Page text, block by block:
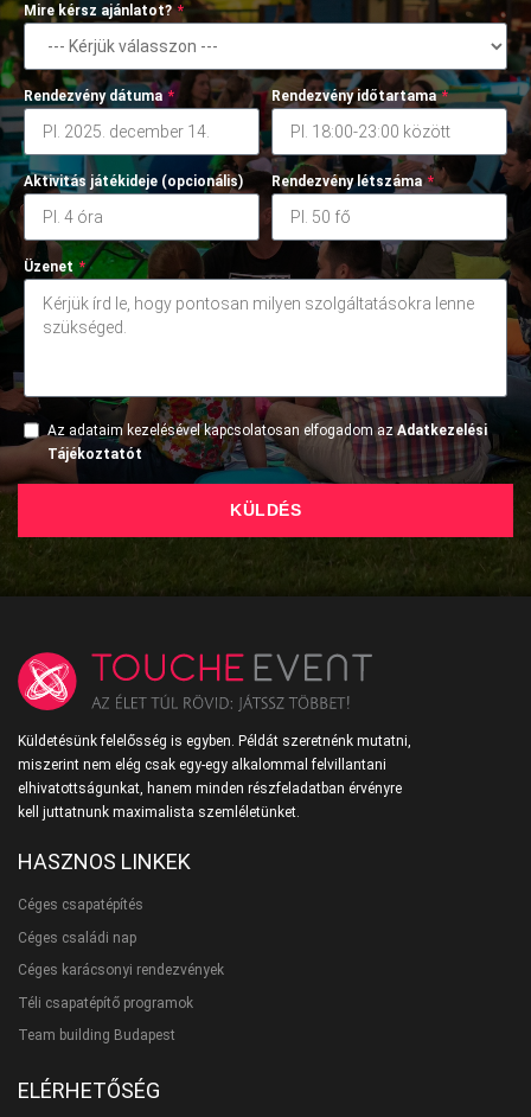
Mire kérsz ajánlatot? *
Rendezvény dátuma * Rendezvény időtartama *
Aktivitás játékideje (opcionális) Rendezvény létszáma *
Üzenet *
Az adataim kezelésével kapcsolatosan elfogadom azAdatkezelési
Tájékoztatót
KÜLDÉS
Küldetésünk felelősség is egyben. Példát szeretnénk mutatni,
miszerint nem elég csak egy-egy alkalommal felvillantani
elhivatottságunkat, hanem minden részfeladatban érvényre
kell juttatnunk maximalista szemléletünket.
HASZNOS LINKEK
Céges csapatépítés
Céges családi nap
Céges karácsonyi rendezvények
Téli csapatépítő programok
Team building Budapest
ELÉRHETŐSÉG